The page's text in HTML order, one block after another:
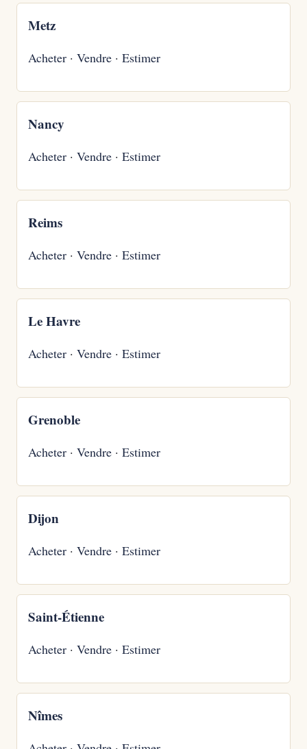
Metz
Acheter · Vendre · Estimer
Nancy
Acheter · Vendre · Estimer
Reims
Acheter · Vendre · Estimer
Le Havre
Acheter · Vendre · Estimer
Grenoble
Acheter · Vendre · Estimer
Dijon
Acheter · Vendre · Estimer
Saint-Étienne
Acheter · Vendre · Estimer
Nîmes